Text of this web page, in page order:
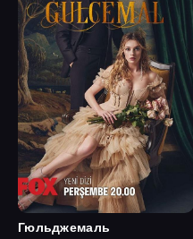
Гюльджемаль